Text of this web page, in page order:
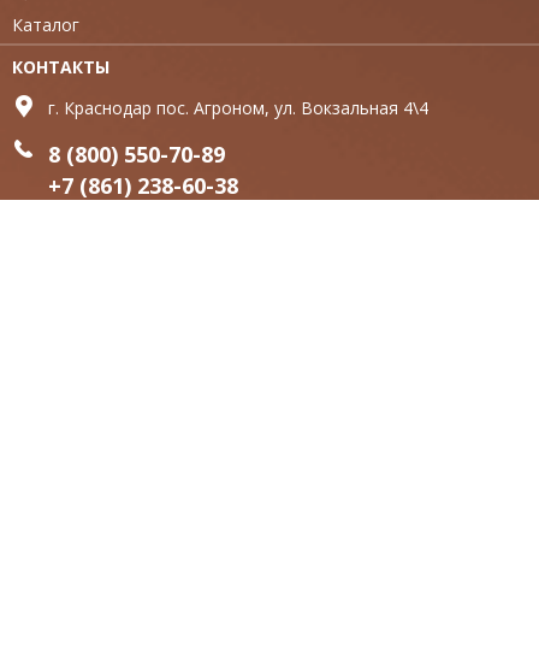
Каталог
КОНТАКТЫ
г. Краснодар пос. Агроном, ул. Вокзальная 4\4
8 (800) 550-70-89
+7 (861) 238-60-38